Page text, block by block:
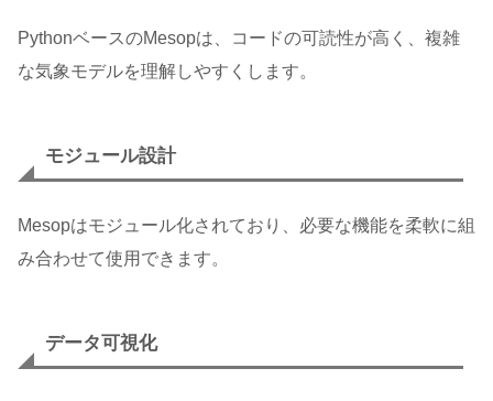
PythonベースのMesopは、コードの可読性が高く、複雑
な気象モデルを理解しやすくします。
モジュール設計
Mesopはモジュール化されており、必要な機能を柔軟に組
み合わせて使用できます。
データ可視化